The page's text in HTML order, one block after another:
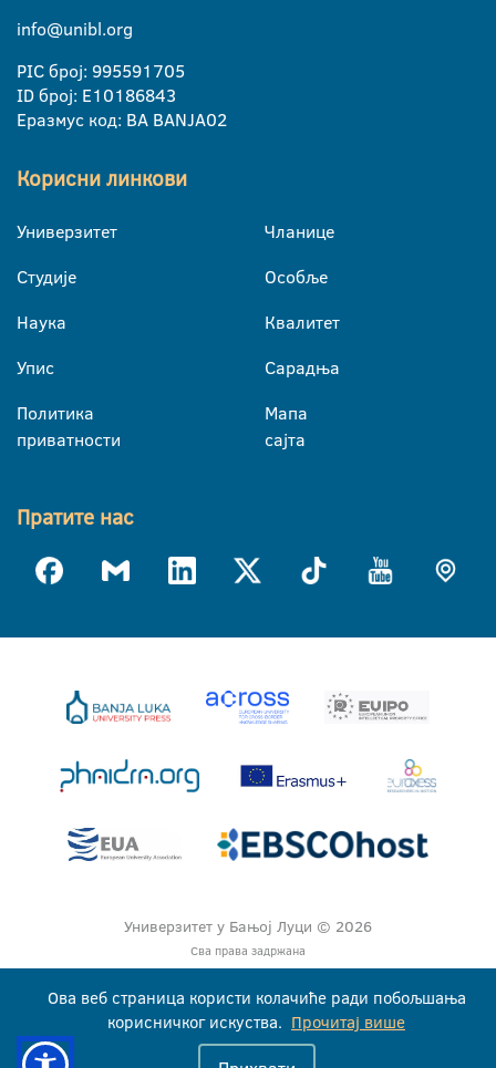
info@unibl.org
PIC број: 995591705
ID број: E10186843
Еразмус код: BA BANJA02
Корисни линкови
Универзитет
Студије
Наука
Упис
Политика
приватности
Чланице
Особље
Квалитет
Сарадња
Мапа
сајта
Пратите нас
Универзитет у Бањој Луци © 2026
Сва права задржана
Ова веб страница користи колачиће ради побољшања
корисничког искуства. Прочитај више